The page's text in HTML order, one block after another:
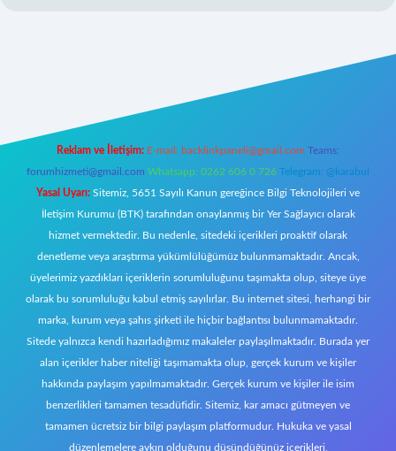
Reklam ve İletişim: E-mail: backlinkpaneli@gmail.com Teams:
forumhizmeti@gmail.com Whatsapp: 0262 606 0 726 Telegram: @karabul
Yasal Uyarı: Sitemiz, 5651 Sayılı Kanun gereğince Bilgi Teknolojileri ve
İletişim Kurumu (BTK) tarafından onaylanmış bir Yer Sağlayıcı olarak
hizmet vermektedir. Bu nedenle, sitedeki içerikleri proaktif olarak
denetleme veya araştırma yükümlülüğümüz bulunmamaktadır. Ancak,
üyelerimiz yazdıkları içeriklerin sorumluluğunu taşımakta olup, siteye üye
olarak bu sorumluluğu kabul etmiş sayılırlar. Bu internet sitesi, herhangi bir
marka, kurum veya şahıs şirketi ile hiçbir bağlantısı bulunmamaktadır.
Sitede yalnızca kendi hazırladığımız makaleler paylaşılmaktadır. Burada yer
alan içerikler haber niteliği taşımamakta olup, gerçek kurum ve kişiler
hakkında paylaşım yapılmamaktadır. Gerçek kurum ve kişiler ile isim
benzerlikleri tamamen tesadüfidir. Sitemiz, kar amacı gütmeyen ve
tamamen ücretsiz bir bilgi paylaşım platformudur. Hukuka ve yasal
düzenlemelere aykırı olduğunu düşündüğünüz içerikleri,